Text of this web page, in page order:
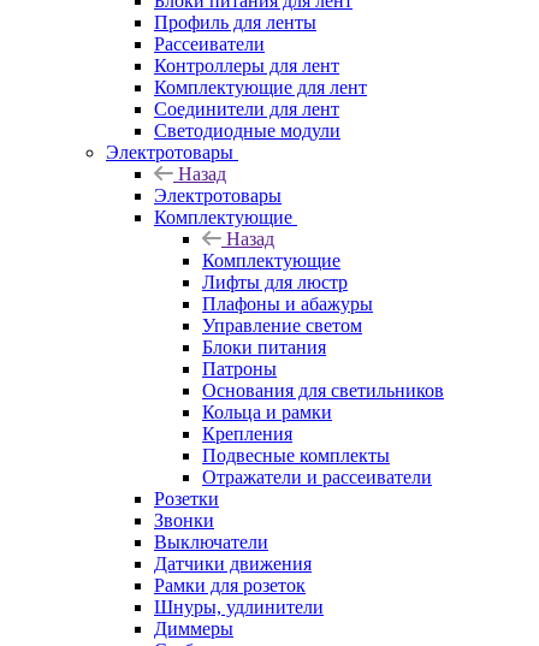
Профиль для ленты
Рассеиватели
Контроллеры для лент
Комплектующие для лент
Соединители для лент
Светодиодные модули
Электротовары
Назад
Электротовары
Комплектующие
Назад
Комплектующие
Лифты для люстр
Плафоны и абажуры
Управление светом
Блоки питания
Патроны
Основания для светильников
Кольца и рамки
Крепления
Подвесные комплекты
Отражатели и рассеиватели
Розетки
Звонки
Выключатели
Датчики движения
Рамки для розеток
Шнуры, удлинители
Диммеры